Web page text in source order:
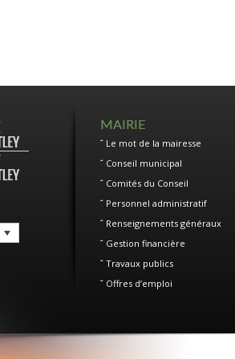
MAIRIE
Le mot de la mairesse
Conseil municipal
Comités du Conseil
Personnel administratif
Renseignements généraux
Gestion financière
Travaux publics
Offres d’emploi